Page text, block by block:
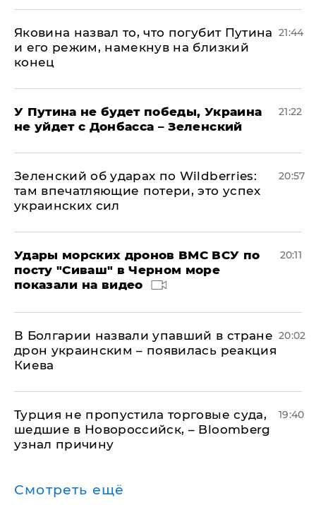
Яковина назвал то, что погубит Путина
и его режим, намекнув на близкий
конец
21:44
У Путина не будет победы, Украина
не уйдет с Донбасса – Зеленский
21:22
Зеленский об ударах по Wildberries:
там впечатляющие потери, это успех
украинских сил
20:57
Удары морских дронов ВМС ВСУ по
посту "Сиваш" в Черном море
показали на видео
20:11
В Болгарии назвали упавший в стране
дрон украинским – появилась реакция
Киева
20:02
Турция не пропустила торговые суда,
шедшие в Новороссийск, – Bloomberg
узнал причину
19:40
Смотреть ещё